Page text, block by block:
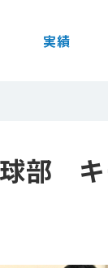
実績
部 キ